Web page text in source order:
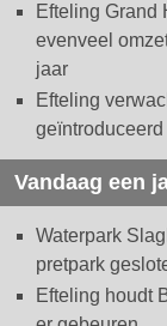
Efteling Grand
evenveel
jaar
Efteling
Vandaag een
Waterpark
pretpark
Efteling houdt